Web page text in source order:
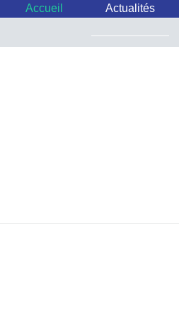
Accueil Actualités